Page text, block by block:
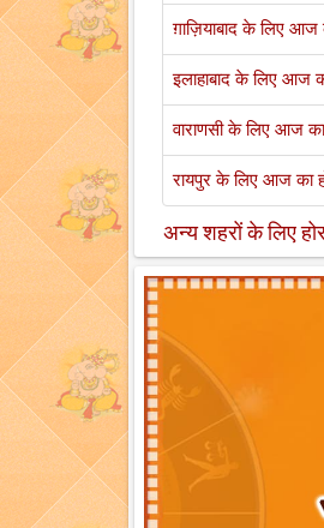
ग़ाज़ियाबाद के लिए आज
इलाहाबाद के लिए आज
वाराणसी के लिए आज का
रायपुर के लिए आज का
अन्य शहरों के लिए